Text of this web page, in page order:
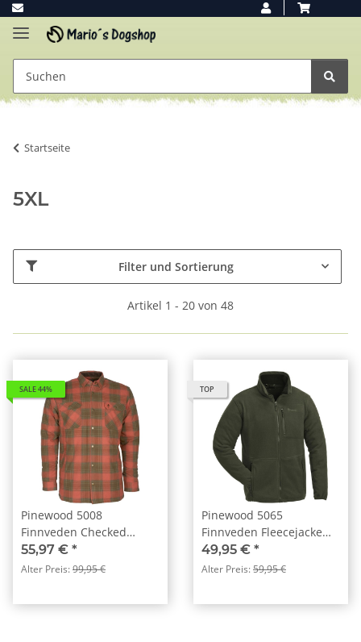
Startseite
5XL
Filter und Sortierung
Artikel 1 - 20 von 48
SALE 44%
Pinewood 5008
Finnveden Checked
Padded Overshirt
Terracotta/ Oliv (529)
55,97 € *
Alter Preis:99,95 €
TOP
Pinewood 5065
Finnveden Fleecejacke
Grün(100)
49,95 € *
Alter Preis:59,95 €